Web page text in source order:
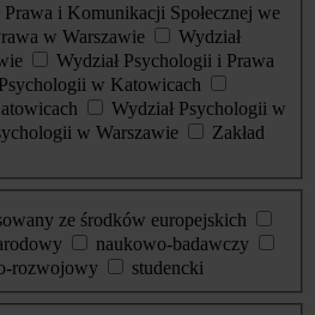
Prawa i Komunikacji Społecznej we
w Warszawie
Wydział
Wydział Psychologii i Prawa
w Katowicach
Wydział Psychologii w
w Warszawie
Zakład
ze środków europejskich
naukowo-badawczy
rozwojowy
studencki